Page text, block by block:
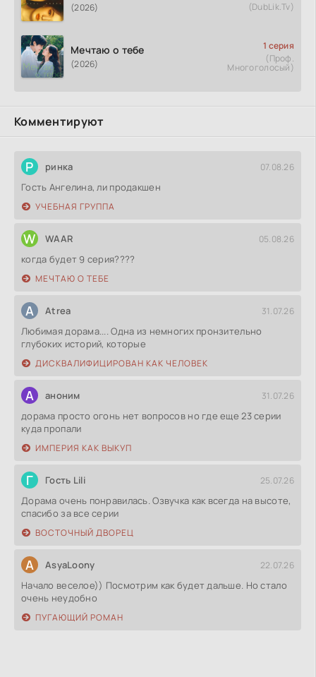
(2026)
(DubLik.Tv)
Мечтаю о тебе
(2026)
1 серия
(Проф.
Многоголосый)
Комментируют
Р ринка 07.08.26
Гость Ангелина, ли продакшен
УЧЕБНАЯ ГРУППА
W WAAR 05.08.26
когда будет 9 серия????
МЕЧТАЮ О ТЕБЕ
A Atrea 31.07.26
Любимая дорама.... Одна из немногих пронзительно
глубоких историй, которые
ДИСКВАЛИФИЦИРОВАН КАК ЧЕЛОВЕК
А аноним 31.07.26
дорама просто огонь нет вопросов но где еще 23 серии
куда пропали
ИМПЕРИЯ КАК ВЫКУП
Г Гость Lili 25.07.26
Дорама очень понравилась. Озвучка как всегда на высоте,
спасибо за все серии
ВОСТОЧНЫЙ ДВОРЕЦ
A AsyaLoony 22.07.26
Начало веселое)) Посмотрим как будет дальше. Но стало
очень неудобно
ПУГАЮЩИЙ РОМАН